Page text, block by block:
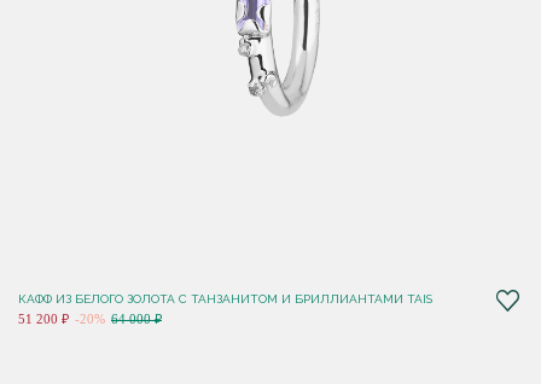
КАФФ ИЗ БЕЛОГО ЗОЛОТА С ТАНЗАНИТОМ И БРИЛЛИАНТАМИ TAIS
51 200 ₽ -20% 64 000 ₽